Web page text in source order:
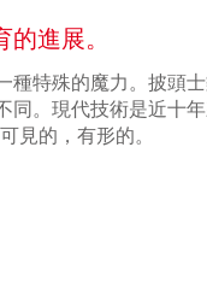
進展。
種特殊的魔力。披頭
同。現代技術是近十
見的，有形的。